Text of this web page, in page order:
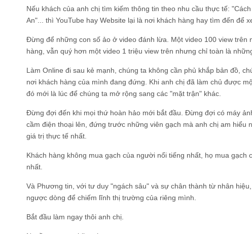
Nếu khách của anh chị tìm kiếm thông tin theo nhu cầu thực tế:
An"... thì YouTube hay Website lại là nơi khách hàng hay tìm đến để
Đừng để những con số ảo ở video đánh lừa. Một video 100 view trên
hàng, vẫn quý hơn một video 1 triệu view trên nhưng chỉ toàn là
Làm Online đi sau kẻ mạnh, chúng ta không cần phủ khắp bản đồ,
nơi khách hàng của mình đang đứng. Khi anh chị đã làm chủ được
đó mới là lúc để chúng ta mở rộng sang các "mặt trận" khác.
Đừng đợi đến khi mọi thứ hoàn hảo mới bắt đầu. Đừng đợi có máy
cầm điện thoại lên, đứng trước những viên gạch mà anh chị am hiểu
giá trị thực tế nhất.
Khách hàng không mua gạch của người nổi tiếng nhất, họ mua gạch
nhất.
Và Phương tin, với tư duy "ngách sâu" và sự chân thành từ nhân
ngược dòng để chiếm lĩnh thị trường của riêng mình.
Bắt đầu làm ngay thôi anh chị.